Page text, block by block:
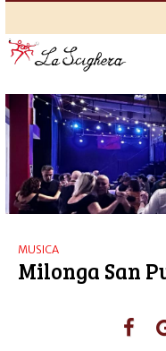
MUSICA
Milonga San